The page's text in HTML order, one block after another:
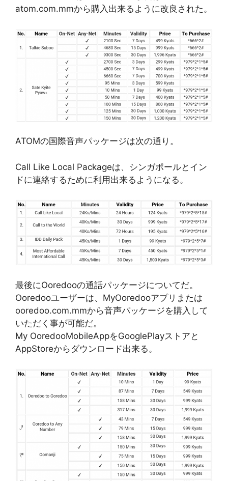
atom.com.mmから購入出来るように改良された。
ATOMの国際音声パッケージは次の通り。
Call Like Local Packageは、シンガポールとイン
ドに連絡するために利用出来るようになる。
最後にOoredooの通話パッケージについてだ。
Ooredooユーザーは、MyOoredooアプリまたは
ooredoo.com.mmから音声パッケージを購入して
いただく事が可能だ。
My OoredooMobileAppをGooglePlayストアと
AppStoreからダウンロード出来る。